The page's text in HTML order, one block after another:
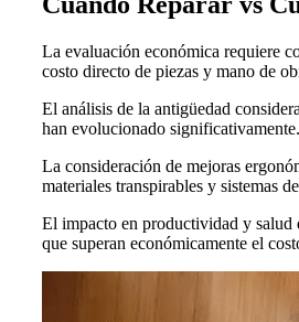
La evaluación económica requiere
costo directo de piezas y mano de
El análisis de la antigüedad
han evolucionado
La consideración de mejoras
materiales transpirables y sistemas
El impacto en productividad y salud
que superan económicamente el